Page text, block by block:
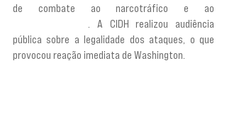
. A CIDH realizou audiência
pública sobre a legalidade dos ataques, o que
provocou reação imediata de Washington.